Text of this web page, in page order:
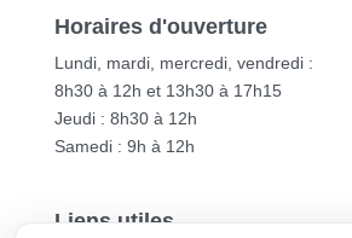
Horaires d'ouverture
Lundi, mardi, mercredi, vendredi :
8h30 à 12h et 13h30 à 17h15
Jeudi : 8h30 à 12h
Samedi : 9h à 12h
Liens utiles